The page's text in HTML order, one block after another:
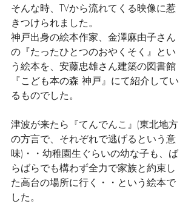
そんな時、TVから流れてくる映像に惹
きつけられました。
神戸出身の絵本作家、金澤麻由子さん
の『たったひとつのおやくそく』とい
う絵本を、安藤忠雄さん建築の図書館
『こども本の森 神戸』にて紹介してい
るものでした。
津波が来たら『てんでんこ』(東北地方
の方言で、それぞれで逃げるという意
味)・・幼稚園生ぐらいの幼な子も、ば
らばらでも構わず全力で家族と約束し
た高台の場所に行く・・という絵本で
した。